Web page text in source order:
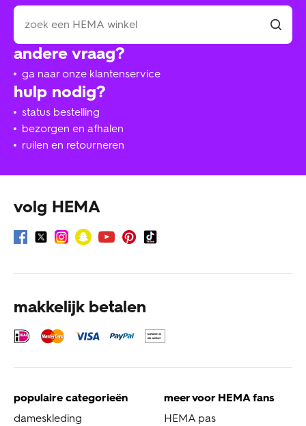
hulp nodig?
status bestelling
bezorgen en afhalen
ruilen en retourneren
andere vraag?
ga naar onze klantenservice
volg HEMA
makkelijk betalen
populaire categorieën
dameskleding
meer voor HEMA fans
HEMA pas